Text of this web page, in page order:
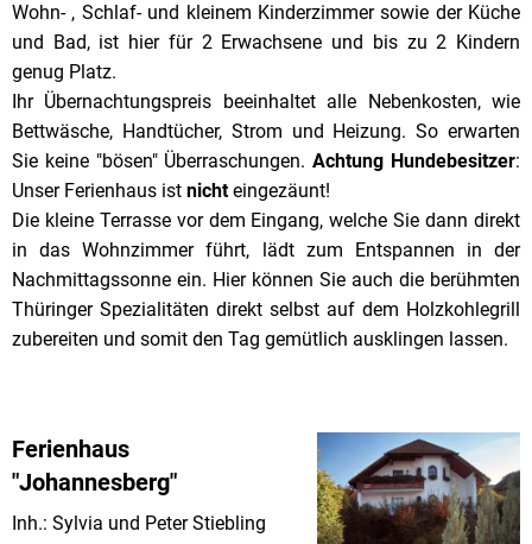
Wohn- , Schlaf- und kleinem Kinderzimmer sowie der Küche
und Bad, ist hier für 2 Erwachsene und bis zu 2 Kindern
genug Platz.
Ihr Übernachtungspreis beeinhaltet alle Nebenkosten, wie
Bettwäsche, Handtücher, Strom und Heizung. So erwarten
Sie keine "bösen" Überraschungen.Achtung Hundebesitzer:
Unser Ferienhaus ist nichteingezäunt!
Die kleine Terrasse vor dem Eingang, welche Sie dann direkt
in das Wohnzimmer führt, lädt zum Entspannen in der
Nachmittagssonne ein. Hier können Sie auch die berühmten
Thüringer Spezialitäten direkt selbst auf dem Holzkohlegrill
zubereiten und somit den Tag gemütlich ausklingen lassen.
Ferienhaus
"Johannesberg"
Inh.: Sylvia und Peter Stiebling